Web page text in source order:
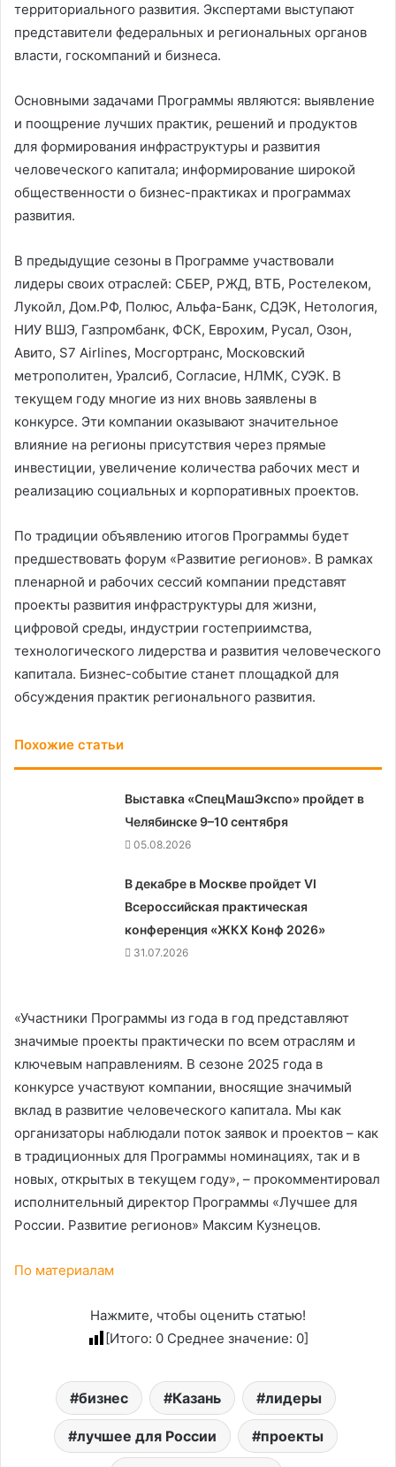
территориального развития. Экспертами выступают
представители федеральных и региональных органов
власти, госкомпаний и бизнеса.
Основными задачами Программы являются: выявление
и поощрение лучших практик, решений и продуктов
для формирования инфраструктуры и развития
человеческого капитала; информирование широкой
общественности о бизнес-практиках и программах
развития.
В предыдущие сезоны в Программе участвовали
лидеры своих отраслей: СБЕР, РЖД, ВТБ, Ростелеком,
Лукойл, Дом.РФ, Полюс, Альфа-Банк, СДЭК, Нетология,
НИУ ВШЭ, Газпромбанк, ФСК, Еврохим, Русал, Озон,
Авито, S7 Airlines, Мосгортранс, Московский
метрополитен, Уралсиб, Согласие, НЛМК, СУЭК. В
текущем году многие из них вновь заявлены в
конкурсе. Эти компании оказывают значительное
влияние на регионы присутствия через прямые
инвестиции, увеличение количества рабочих мест и
реализацию социальных и корпоративных проектов.
По традиции объявлению итогов Программы будет
предшествовать форум «Развитие регионов». В рамках
пленарной и рабочих сессий компании представят
проекты развития инфраструктуры для жизни,
цифровой среды, индустрии гостеприимства,
технологического лидерства и развития человеческого
капитала. Бизнес-событие станет площадкой для
обсуждения практик регионального развития.
Похожие статьи
Выставка «СпецМашЭкспо» пройдет в
Челябинске 9–10 сентября
05.08.2026
В декабре в Москве пройдет VI
Всероссийская практическая
конференция «ЖКХ Конф 2026»
31.07.2026
«Участники Программы из года в год представляют
значимые проекты практически по всем отраслям и
ключевым направлениям. В сезоне 2025 года в
конкурсе участвуют компании, вносящие значимый
вклад в развитие человеческого капитала. Мы как
организаторы наблюдали поток заявок и проектов – как
в традиционных для Программы номинациях, так и в
новых, открытых в текущем году», – прокомментировал
исполнительный директор Программы «Лучшее для
России. Развитие регионов» Максим Кузнецов.
По материалам
Нажмите, чтобы оценить статью!
[Итого: 0 Среднее значение: 0]
бизнес Казань лидеры
лучшее для России проекты